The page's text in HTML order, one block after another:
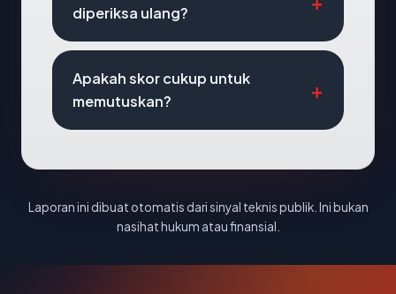
diperiksa ulang?
Apakah skor cukup untuk
memutuskan?
Laporan ini dibuat otomatis dari sinyal teknis publik. Ini bukan
nasihat hukum atau finansial.